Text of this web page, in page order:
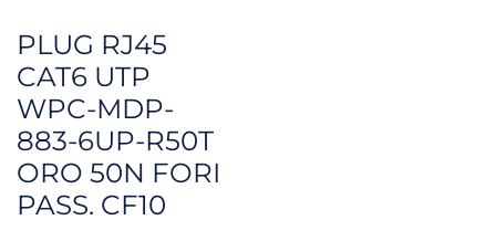
PLUG RJ45
CAT6 UTP
WPC-MDP-
883-6UP-R50T
ORO 50N FORI
PASS. CF10